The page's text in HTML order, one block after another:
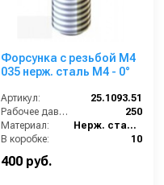
Форсунка с резьбой M4
035 нерж. сталь M4 - 0°
Артикул:
25.1093.51
Рабочее давление (бар):
250
Материал:
Нерж. сталь 304
В коробке:
10
400 руб.